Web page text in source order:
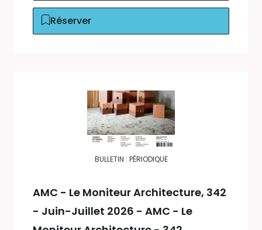
Réserver
BULLETIN : PÉRIODIQUE
AMC - Le Moniteur Architecture, 342
- Juin-Juillet 2026 - AMC - Le